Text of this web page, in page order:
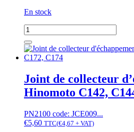
En stock
quantité
de
Joint
de
culbuteurs
Hinomoto
CX16,
CX18,
...,
NX18,
Kubota
Joint de collecteur
Hinomoto C142,
PN2100 code: JCE009...
€5,60 TTC(€4,67 + VAT)